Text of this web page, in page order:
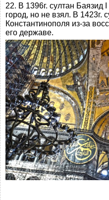
22. В 1396г. султан Баязид
город, но не взял. В 1423г.
Константинополя из-за
его державе.